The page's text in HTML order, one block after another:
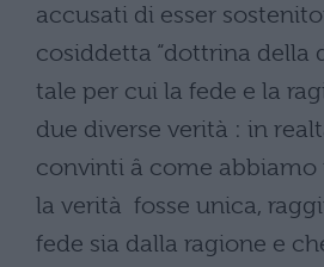
accusati di esser
cosiddetta “dottrina della
tale per cui la fede e la
due diverse verità : in
convinti â come abbiamo
la verità fosse unica,
fede sia dalla ragione e